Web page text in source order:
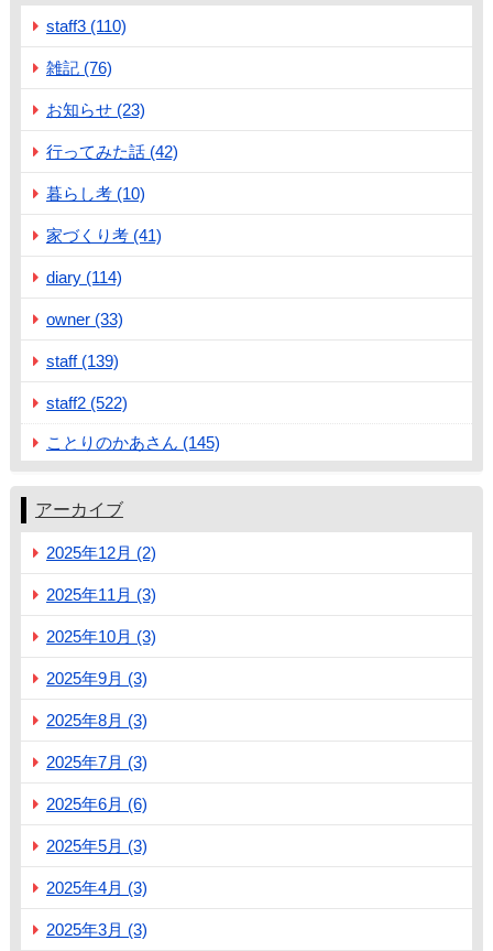
staff3 (110)
雑記 (76)
お知らせ (23)
行ってみた話 (42)
暮らし考 (10)
家づくり考 (41)
diary (114)
owner (33)
staff (139)
staff2 (522)
ことりのかあさん (145)
アーカイブ
2025年12月 (2)
2025年11月 (3)
2025年10月 (3)
2025年9月 (3)
2025年8月 (3)
2025年7月 (3)
2025年6月 (6)
2025年5月 (3)
2025年4月 (3)
2025年3月 (3)